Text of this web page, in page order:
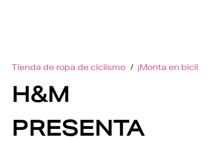
Tienda de ropa de ciclismo / ¡Monta en bici!
H&M
PRESENTA